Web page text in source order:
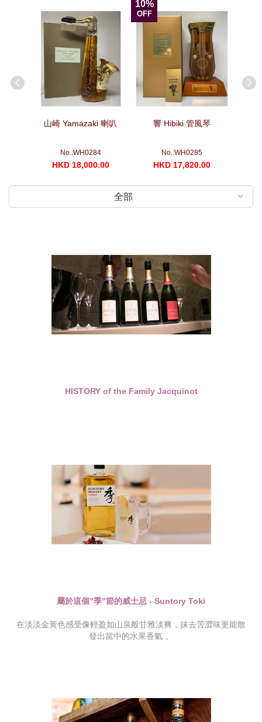
山崎 Yamazaki 喇叭
No.:WH0284
HKD 18,000.00
10%
OFF
響 Hibiki 管風琴
No.:WH0285
HKD 17,820.00
全部
HISTORY of the Family Jacquinot
屬於這個”季”節的威士忌 - Suntory Toki
在淡淡金黃色感受像輕盈如山泉般甘雅淡爽，抹去苦澀味更能散
發出當中的水果香氣 。